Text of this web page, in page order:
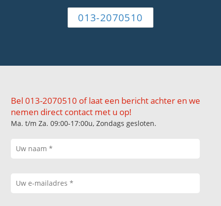
013-2070510
Bel 013-2070510 of laat een bericht achter en we
nemen direct contact met u op!
Ma. t/m Za. 09:00-17:00u, Zondags gesloten.